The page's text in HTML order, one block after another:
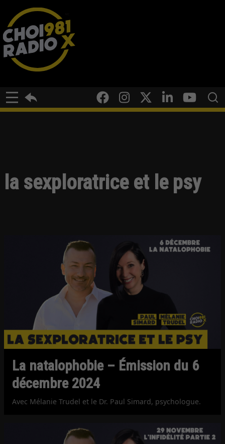
la sexploratrice et le psy
La natalophobie – Émission du 6
décembre 2024
Avec Mélanie Trudel et le Dr. Paul Simard, psychologue.